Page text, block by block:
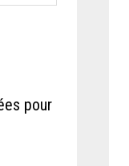
pour